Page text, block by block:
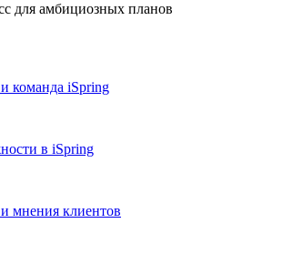
для амбициозных планов
команда iSpring
в iSpring
мнения клиентов